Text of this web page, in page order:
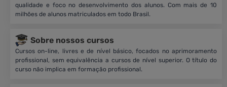
qualidade e foco no desenvolvimento dos alunos. Com mais de 10
milhões de alunos matriculados em todo Brasil.
Sobre nossos cursos
Cursos on-line, livres e de nível básico, focados no aprimoramento
profissional, sem equivalência a cursos de nível superior. O título do
curso não implica em formação profissional.